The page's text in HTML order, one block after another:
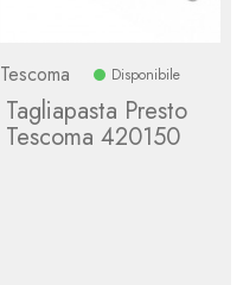
Tescoma Disponibile
Tagliapasta Presto
Tescoma 420150